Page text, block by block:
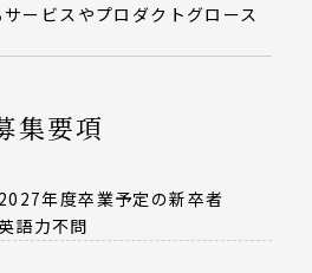
ービスやプロダクトグロース
集要項
年度卒業予定の新卒者
語力不問